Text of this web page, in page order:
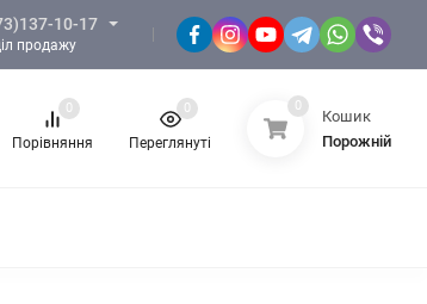
10-17
продажу
Порівняння
0
Переглянуті
0 0
Кошик
Порожній